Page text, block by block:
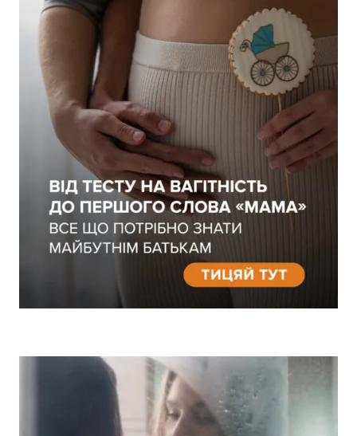
Кешбек-бонусів на
рахунку:
ПОВЕРНУТИСЯ ДО БЛОГУ
УВІЙТИ ЗА ДОПОМОГОЮ
УВІЙТИ ЗА ДОПОМОГОЮ
ДЗВІНКА
ПОВЕРНУТИСЯ ПЕРЕРАХУВАТИ
ПОВЕРНУТИСЯ